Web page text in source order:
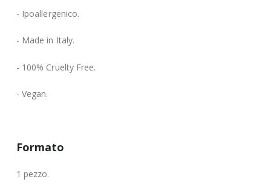
- Ipoallergenico.
- Made in Italy.
- 100% Cruelty Free.
- Vegan.
Formato
1 pezzo.